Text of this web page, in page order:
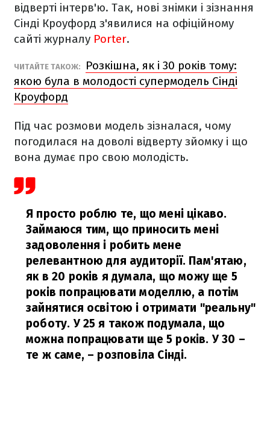
відверті інтерв'ю. Так, нові знімки і зізнання
Сінді Кроуфорд з'явилися на офіційному
сайті журналу Porter.
ЧИТАЙТЕ ТАКОЖ:
Розкішна, як і 30 років тому:
якою була в молодості супермодель Сінді
Кроуфорд
Під час розмови модель зізналася, чому
погодилася на доволі відверту зйомку і що
вона думає про свою молодість.
Я просто роблю те, що мені цікаво.
Займаюся тим, що приносить мені
задоволення і робить мене
релевантною для аудиторії. Пам'ятаю,
як в 20 років я думала, що можу ще 5
років попрацювати моделлю, а потім
зайнятися освітою і отримати "реальну"
роботу. У 25 я також подумала, що
можна попрацювати ще 5 років. У 30 –
те ж саме, – розповіла Сінді.